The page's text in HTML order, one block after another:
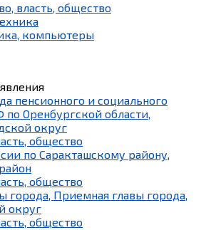
власть, общество
компьютеры
пенсионного и социального
по Оренбургской области,
округ
общество
по Саракташскому району,
общество
города, Приемная главы города,
округ
общество